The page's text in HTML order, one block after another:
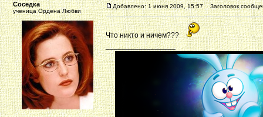
Соседка
ученица Ордена Любви
Добавлено: 1 июня 2009, 15:57 Заголовок
Что никто и ничем???
_________________